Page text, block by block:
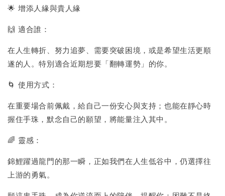
🌟 增添人緣與貴人緣
🙌 適合誰：
在人生轉折、努力追夢、需要突破困境，或是希望生活更順
遂的人。特別適合近期想要「翻轉運勢」的你。
🌀 使用方式：
在重要場合前佩戴，給自己一份安心與支持；也能在靜心時
握住手珠，默念自己的願望，將能量注入其中。
🌈 靈感：
錦鯉躍過龍門的那一瞬，正如我們在人生低谷中，仍選擇往
上游的勇氣。